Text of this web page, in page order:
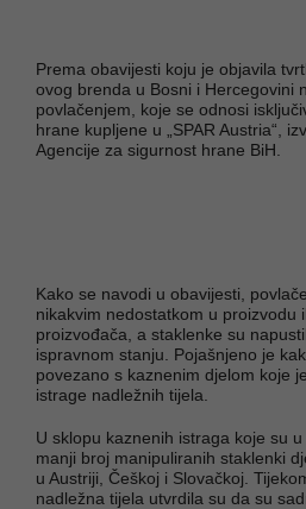
Prema obavijesti koju je objavila
ovog brenda u Bosni i Hercegovini
povlačenjem, koje se odnosi
hrane kupljene u „SPAR Austria“,
Agencije za sigurnost hrane BiH.
Kako se navodi u obavijesti,
nikakvim nedostatkom u proizvodu
proizvođača, a staklenke su
ispravnom stanju. Pojašnjeno je
povezano s kaznenim djelom koje
istrage nadležnih tijela.
U sklopu kaznenih istraga koje su
manji broj manipuliranih staklenki
u Austriji, Češkoj i Slovačkoj.
nadležna tijela utvrdila su da su